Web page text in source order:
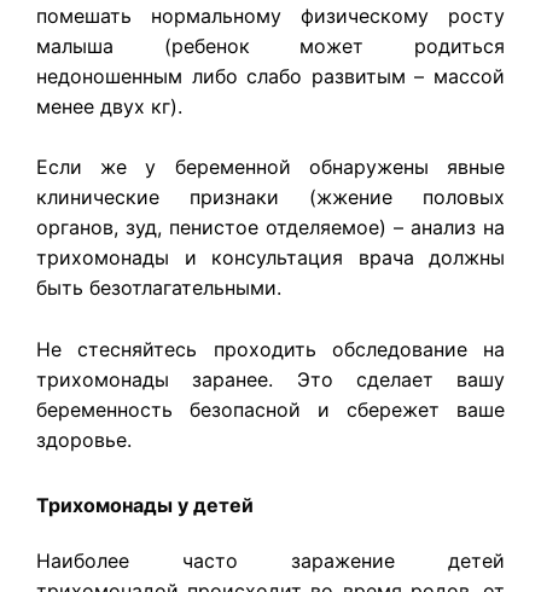
помешать нормальному физическому росту
малыша (ребенок может родиться
недоношенным либо слабо развитым – массой
менее двух кг).
Если же у беременной обнаружены явные
клинические признаки (жжение половых
органов, зуд, пенистое отделяемое) – анализ на
трихомонады и консультация врача должны
быть безотлагательными.
Не стесняйтесь проходить обследование на
трихомонады заранее. Это сделает вашу
беременность безопасной и сбережет ваше
здоровье.
Трихомонады у детей
Наиболее часто заражение детей